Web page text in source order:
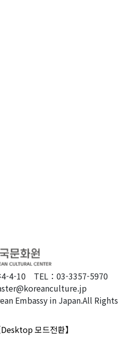
4-4-10 TEL：03-3357-5970
Embassy in Japan.All Rights
Desktop 모드전환】